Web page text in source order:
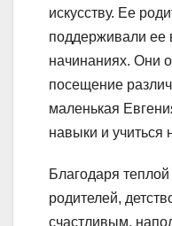
искусству. Ее
поддерживали ее
начинаниях. Они
посещение
маленькая
навыки и учиться
Благодаря
родителей,
счастливым,